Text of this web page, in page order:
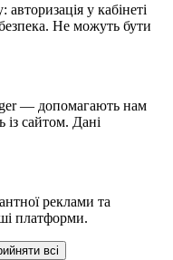
у кабінеті
Не можуть бути
— допомагають нам
із сайтом. Дані
реклами та
платформи.
всі